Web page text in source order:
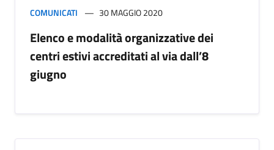
COMUNICATI 30 MAGGIO 2020
Elenco e modalità organizzative dei
centri estivi accreditati al via dall’8
giugno